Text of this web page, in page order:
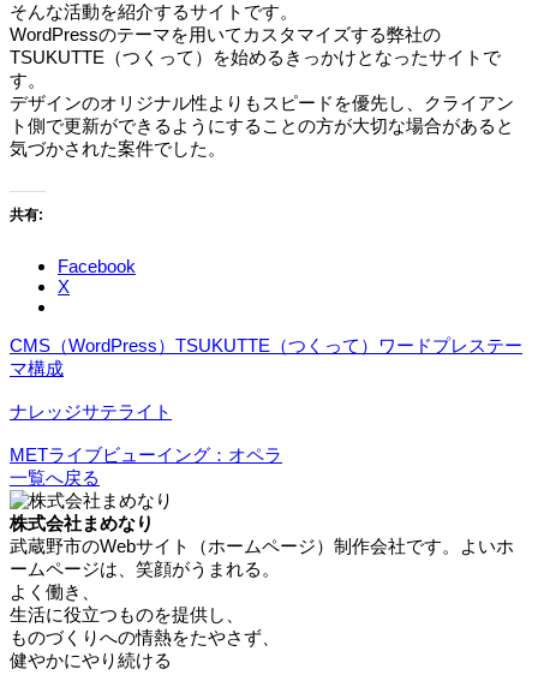
そんな活動を紹介するサイトです。
WordPressのテーマを用いてカスタマイズする弊社の
TSUKUTTE（つくって）を始めるきっかけとなったサイトで
す。
デザインのオリジナル性よりもスピードを優先し、クライアン
ト側で更新ができるようにすることの方が大切な場合があると
気づかされた案件でした。
共有:
Facebook
X
CMS（WordPress） TSUKUTTE（つくって）
ワードプレステー
マ構成
ナレッジサテライト
METライブビューイング：オペラ
一覧へ戻る
株式会社まめなり
武蔵野市のWebサイト（ホームページ）制作会社です。よいホ
ームページは、笑顔がうまれる。
よく働き、
生活に役立つものを提供し、
ものづくりへの情熱をたやさず、
健やかにやり続ける